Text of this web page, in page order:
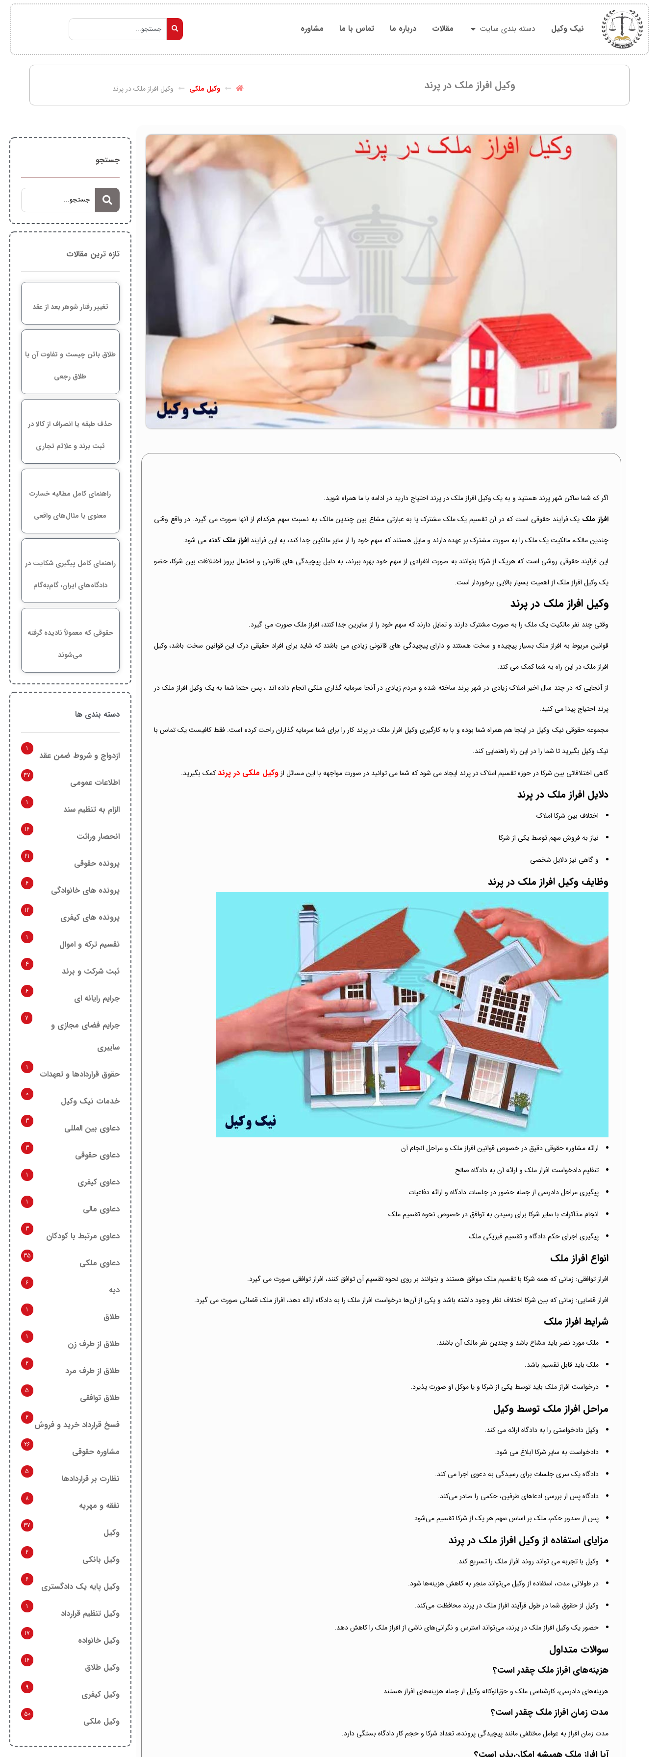
نیک وکیل دسته بندی سایت مقالات درباره ما تماس با ما مشاوره
وکیل افراز ملک در پرند وکیل ملکی وکیل افراز ملک در پرند
اگر که شما ساکن شهر پرند هستید و به یک وکیل افراز ملک در پرند احتیاج دارید در ادامه با ما همراه شوید.
افراز ملک یک فرآیند حقوقی است که در آن تقسیم یک ملک مشترک یا به عبارتی مشاع بین چندین مالک به نسبت سهم هرکدام از آنها صورت می گیرد. در واقع وقتی
چندین مالک، مالکیت یک ملک را به صورت مشترک بر عهده دارند و مایل هستند که سهم خود را از سایر مالکین جدا کند، به این فرآیندافراز ملک گفته می شود.
این فرآیند حقوقی روشی است که هریک از شرکا بتوانند به صورت انفرادی از سهم خود بهره ببرند، به دلیل پیچیدگی های قانونی و احتمال بروز اختلافات بین شرکا، حضو
یک وکیل افراز ملک از اهمیت بسیار بالایی برخوردار است.
وکیل افراز ملک در پرند
وقتی چند نفر مالکیت یک ملک را به صورت مشترک دارند و تمایل دارند که سهم خود را از سایرین جدا کنند، افراز ملک صورت می گیرد.
قوانین مربوط به افراز ملک بسیار پیچیده و سخت هستند و دارای پیچیدگی های قانونی زیادی می باشند که شاید برای افراد حقیقی درک این قوانین سخت باشد، وکیل
افراز ملک در این راه به شما کمک می کند.
از آنجایی که در چند سال اخیر املاک زیادی در شهر پرند ساخته شده و مردم زیادی در آنجا سرمایه گذاری ملکی انجام داده اند ، پس حتما شما به یک وکیل افراز ملک در
پرند احتیاج پیدا می کنید.
مجموعه حقوقی نیک وکیل در اینجا هم همراه شما بوده و با به کارگیری وکیل افرار ملک در پرند کار را برای شما سرمایه گذاران راحت کرده است. فقط کافیست یک تماس با
نیک وکیل بگیرید تا شما را در این راه راهنمایی کند.
گاهی اختلافاتی بین شرکا در حوزه تقسیم املاک در پرند ایجاد می شود که شما می توانید در صورت مواجهه با این مسائل ازوکیل ملکی در پرندکمک بگیرید.
دلایل افراز ملک در پرند
اختلاف بین شرکا املاک
نیاز به فروش سهم توسط یکی از شرکا
و گاهی نیز دلایل شخصی
وظایف وکیل افراز ملک در پرند
ارائه مشاوره حقوقی دقیق در خصوص قوانین افراز ملک و مراحل انجام آن
تنظیم دادخواست افراز ملک و ارائه آن به دادگاه صالح
پیگیری مراحل دادرسی از جمله حضور در جلسات دادگاه و ارائه دفاعیات
انجام مذاکرات با سایر شرکا برای رسیدن به توافق در خصوص نحوه تقسیم ملک
پیگیری اجرای حکم دادگاه و تقسیم فیزیکی ملک
انواع افراز ملک
افراز توافقی: زمانی که همه شرکا با تقسیم ملک موافق هستند و بتوانند بر روی نحوه تقسیم آن توافق کنند، افراز توافقی صورت می گیرد.
افراز قضایی: زمانی که بین شرکا اختلاف نظر وجود داشته باشد و یکی از آن‌ها درخواست افراز ملک را به دادگاه ارائه دهد، افراز ملک قضائی صورت می گیرد.
شرایط افراز ملک
ملک مورد نضر باید مشاع باشد و چندین نفر مالک آن باشند.
ملک باید قابل تقسیم باشد.
درخواست افراز ملک باید توسط یکی از شرکا و یا موکل او صورت پذیرد.
مراحل افراز ملک توسط وکیل
وکیل دادخواستی را به دادگاه ارائه می کند.
دادخواست به سایر شرکا ابلاغ می شود.
دادگاه یک سری جلسات برای رسیدگی به دعوی اجرا می کند.
دادگاه پس از بررسی ادعاهای طرفین، حکمی را صادر می‌کند.
پس از صدور حکم، ملک بر اساس سهم هر یک از شرکا تقسیم می‌شود.
مزایای استفاده از وکیل افراز ملک در پرند
وکیل با تجربه می تواند روند افراز ملک را تسریع کند.
در طولانی مدت، استفاده از وکیل می‌تواند منجر به کاهش هزینه‌ها شود.
وکیل از حقوق شما در طول فرآیند افراز ملک در پرند محافظت می‌کند.
حضور یک وکیل افراز ملک در پرند، می‌تواند استرس و نگرانی‌های ناشی از افراز ملک را کاهش دهد.
سوالات متداول
هزینه‌های افراز ملک چقدر است؟
هزینه‌های دادرسی، کارشناسی ملک و حق‌الوکاله وکیل از جمله هزینه‌های افراز هستند.
مدت زمان افراز ملک چقدر است؟
مدت زمان افراز به عوامل مختلفی مانند پیچیدگی پرونده، تعداد شرکا و حجم کار دادگاه بستگی دارد.
جستجو
تازه ترین مقالات
تغییر رفتار شوهر بعد از عقد
طلاق بائن چیست و تفاوت آن با
طلاق رجعی
حذف طبقه یا انصراف از کالا در
ثبت برند و علائم تجاری
راهنمای کامل مطالبه خسارت
معنوی با مثال‌های واقعی
راهنمای کامل پیگیری شکایت در
دادگاه‌های ایران، گام‌به‌گام
حقوقی که معمولاً نادیده گرفته
می‌شوند
دسته بندی ها
ازدواج و شروط ضمن عقد
1
اطلاعات عمومی
47
الزام به تنظیم سند
1
انحصار وراثت
16
پرونده حقوقی
21
پرونده های خانوادگی
6
پرونده های کیفری
12
تقسیم ترکه و اموال
1
ثبت شرکت و برند
4
جرایم رایانه ای
6
جرایم فضای مجازی و
سایبری
7
حقوق قراردادها و تعهدات
1
خدمات نیک وکیل
0
دعاوی بین المللی
3
دعاوی حقوقی
3
دعاوی کیفری
1
دعاوی مالی
1
دعاوی مرتبط با کودکان
3
دعاوی ملکی
35
دیه
6
طلاق
1
طلاق از طرف زن
1
طلاق از طرف مرد
2
طلاق توافقی
5
فسخ قرارداد خرید و فروش
2
مشاوره حقوقی
26
نظارت بر قراردادها
5
نفقه و مهریه
8
وکیل
37
وکیل بانکی
2
وکیل پایه یک دادگستری
6
وکیل تنظیم قرارداد
1
وکیل خانواده
17
وکیل طلاق
16
وکیل کیفری
9
وکیل ملکی
50